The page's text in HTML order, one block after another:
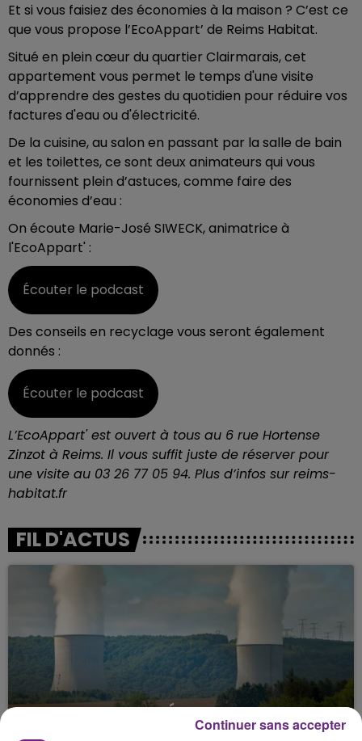
Et si vous faisiez des économies à la maison ? C’est ce
que vous propose l’EcoAppart’ de Reims Habitat.
Situé en plein cœur du quartier Clairmarais, cet
appartement vous permet le temps d'une visite
d’apprendre des gestes du quotidien pour réduire vos
factures d'eau ou d'électricité.
De la cuisine, au salon en passant par la salle de bain
et les toilettes, ce sont deux animateurs qui vous
fournissent plein d’astuces, comme faire des
économies d’eau :
On écoute Marie-José SIWECK, animatrice à
l'EcoAppart' :
Écouter le podcast
Des conseils en recyclage vous seront également
donnés :
Écouter le podcast
L’EcoAppart' est ouvert à tous au 6 rue Hortense
Zinzot à Reims. Il vous suffit juste de réserver pour
une visite au 03 26 77 05 94. Plus d’infos sur reims-
habitat.fr
FIL D'ACTUS
LA CENTRALE NUCLÉAIRE DE CHOOZ
Continuer sans accepter